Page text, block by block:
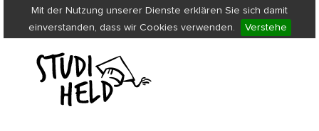
Mit der Nutzung unserer Dienste erklären Sie sich damit
einverstanden, dass wir Cookies verwenden.
Verstehe